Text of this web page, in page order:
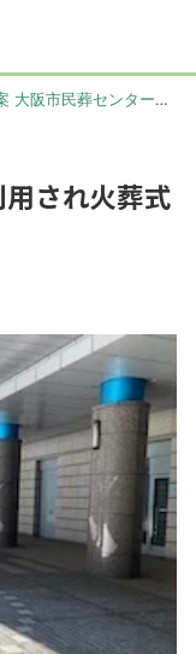
大阪市民葬センター
され火葬式